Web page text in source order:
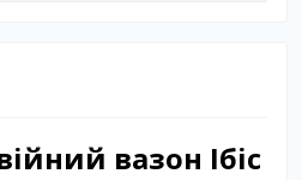
вазон Ібіс